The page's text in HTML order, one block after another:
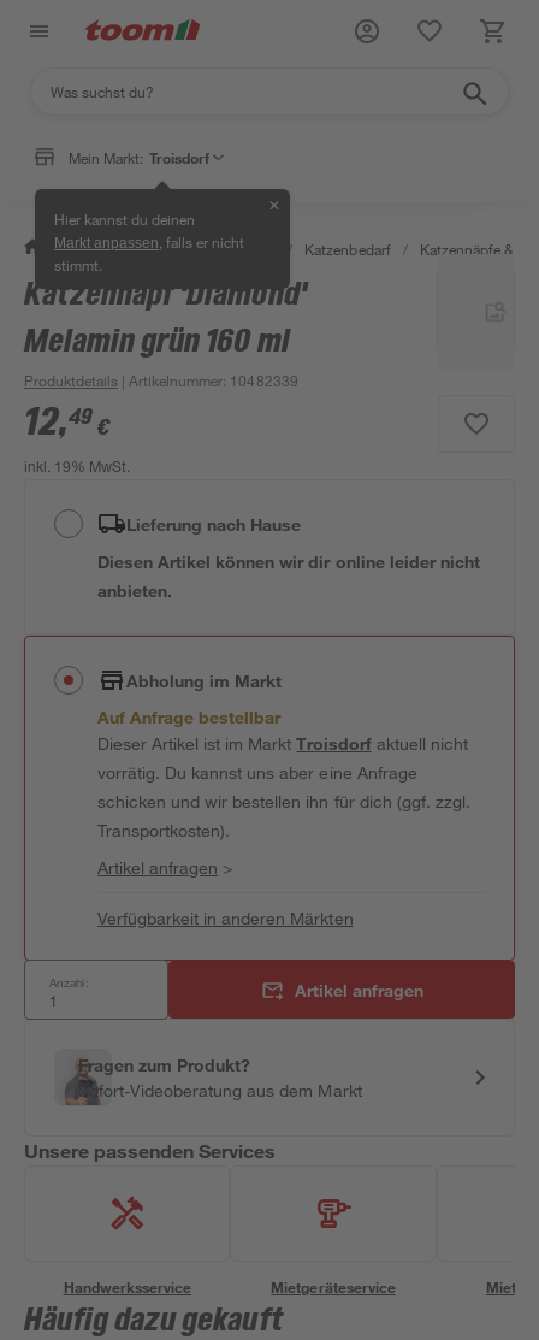
Mein Markt: Troisdorf
Hier kannst du deinen
Markt anpassen , falls er nicht
stimmt.
✕
/ Garten & Freizeit / Tierbedarf / Katzenbedarf / Katzennäpfe & -
Katzennapf 'Diamond'
Melamin grün 160 ml
Produktdetails | Artikelnummer: 10482339
12,49 €
inkl. 19% MwSt.
Lieferung nach Hause
Diesen Artikel können wir dir online leider nicht
anbieten.
Abholung im Markt
Auf Anfrage bestellbar
Dieser Artikel ist im MarktTroisdorfaktuell nicht
vorrätig. Du kannst uns aber eine Anfrage
schicken und wir bestellen ihn für dich (ggf. zzgl.
Transportkosten).
Artikel anfragen >
Verfügbarkeit in anderen Märkten
Anzahl: Artikel anfragen
Fragen zum Produkt?
Sofort-Videoberatung aus dem Markt
Unsere passenden Services
Handwerksservice Mietgeräteservice
Häufig dazu gekauft